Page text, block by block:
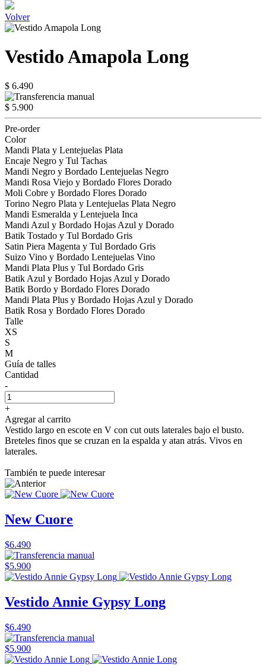
Volver
Vestido Amapola Long
$ 6.490
$ 5.900
Pre-order
Color
Mandi Plata y Lentejuelas Plata
Encaje Negro y Tul Tachas
Mandi Negro y Bordado Lentejuelas Negro
Mandi Rosa Viejo y Bordado Flores Dorado
Moli Cobre y Bordado Flores Dorado
Torino Negro Plata y Lentejuelas Plata Negro
Mandi Esmeralda y Lentejuela Inca
Mandi Azul y Bordado Hojas Azul y Dorado
Batik Tostado y Tul Bordado Gris
Satin Piera Magenta y Tul Bordado Gris
Suizo Vino y Bordado Lentejuelas Vino
Mandi Plata Plus y Tul Bordado Gris
Batik Azul y Bordado Hojas Azul y Dorado
Batik Bordo y Bordado Flores Dorado
Mandi Plata Plus y Bordado Hojas Azul y Dorado
Batik Rosa y Bordado Flores Dorado
Talle
XS
S
M
Guía de talles
Cantidad
-
+
Agregar al carrito
Vestido largo en escote en V con cut outs laterales bajo el busto.
Breteles finos que se cruzan en la espalda y atan atrás. Vivos en
laterales.
También te puede interesar
New Cuore
$6.490
$5.900
Vestido Annie Gypsy Long
$6.490
$5.900